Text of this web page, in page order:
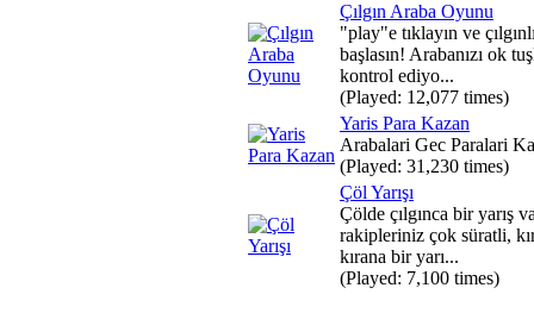
Çılgın Araba Oyunu
"play"e tıklayın ve
başlasın! Arabanızı ok
kontrol ediyo...
(Played: 12,077 times)
Yaris Para Kazan
Arabalari Gec Paralari
(Played: 31,230 times)
Çöl Yarışı
Çölde çılgınca bir yarış
rakipleriniz çok süratli,
kırana bir yarı...
(Played: 7,100 times)